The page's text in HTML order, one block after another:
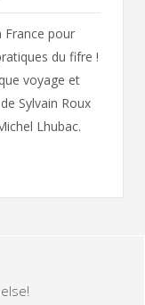
France pour
du fifre !
voyage et
Sylvain Roux
Lhubac.